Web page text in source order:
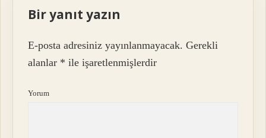
Bir yanıt yazın
E-posta adresiniz yayınlanmayacak. Gerekli
alanlar * ile işaretlenmişlerdir
Yorum